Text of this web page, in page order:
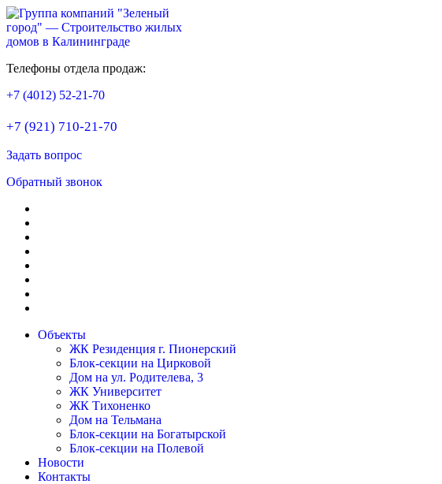
Телефоны отдела продаж:
+7 (4012) 52-21-70
+7 (921) 710-21-70
Задать вопрос
Обратный звонок
Объекты
ЖК Резиденция г. Пионерский
Блок-секции на Цирковой
Дом на ул. Родителева, 3
ЖК Университет
ЖК Тихоненко
Дом на Тельмана
Блок-секции на Богатырской
Блок-секции на Полевой
Новости
Контакты